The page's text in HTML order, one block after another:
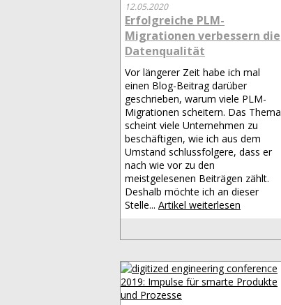
12.05.2020
Erfolgreiche PLM-
Migrationen verbessern die
Datenqualität
Vor längerer Zeit habe ich mal
einen Blog-Beitrag darüber
geschrieben, warum viele PLM-
Migrationen scheitern. Das Thema
scheint viele Unternehmen zu
beschäftigen, wie ich aus dem
Umstand schlussfolgere, dass er
nach wie vor zu den
meistgelesenen Beiträgen zählt.
Deshalb möchte ich an dieser
Stelle... Artikel weiterlesen